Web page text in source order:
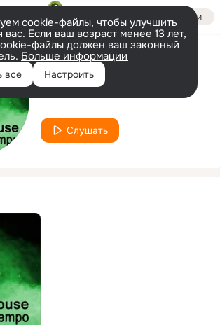
Войти
cookie-файлы, чтобы улучшить
вас. Если ваш возраст менее 13 лет,
файлы должен ваш законный
Больше информации
все Настроить
Исполнитель
Ben Narik
Слушать